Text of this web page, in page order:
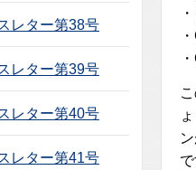
レター第38号
レター第39号
レター第40号
レター第41号